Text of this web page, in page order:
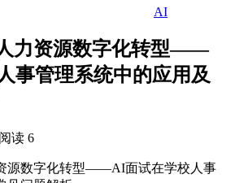
AI
力资源数字化转型——
事管理系统中的应用及
阅读 6